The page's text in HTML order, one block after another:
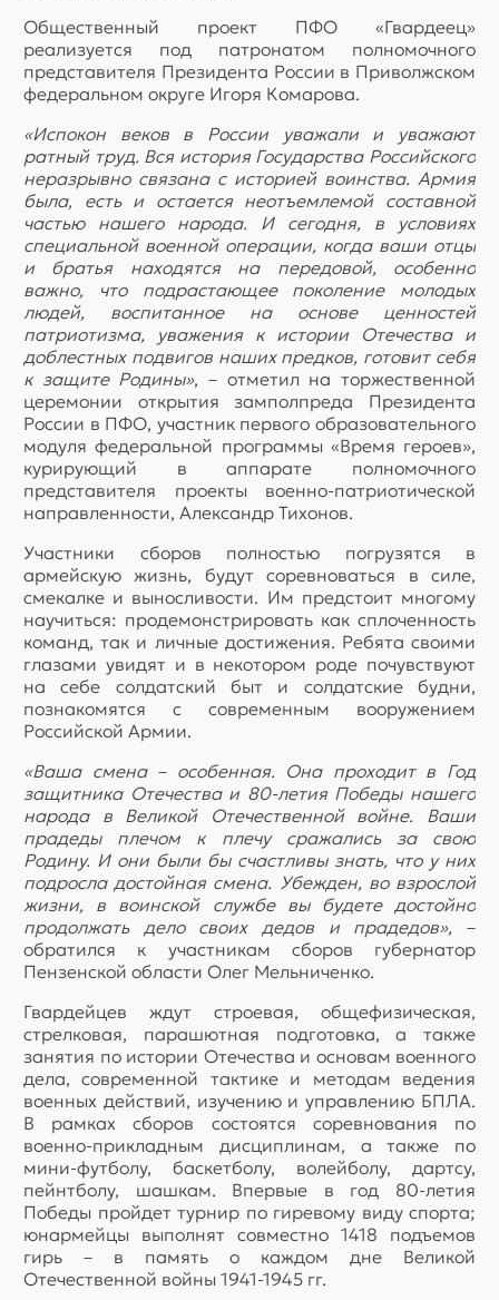
Общественный проект ПФО «Гвардеец»
реализуется под патронатом полномочного
представителя Президента России в Приволжском
федеральном округе Игоря Комарова.
«Испокон веков в России уважали и уважают
ратный труд. Вся история Государства Российского
неразрывно связана с историей воинства. Армия
была, есть и остается неотъемлемой составной
частью нашего народа. И сегодня, в условиях
специальной военной операции, когда ваши отцы
и братья находятся на передовой, особенно
важно, что подрастающее поколение молодых
людей, воспитанное на основе ценностей
патриотизма, уважения к истории Отечества и
доблестных подвигов наших предков, готовит себя
к защите Родины», – отметил на торжественной
церемонии открытия замполпреда Президента
России в ПФО, участник первого образовательного
модуля федеральной программы «Время героев»,
курирующий в аппарате полномочного
представителя проекты военно-патриотической
направленности, Александр Тихонов.
Участники сборов полностью погрузятся в
армейскую жизнь, будут соревноваться в силе,
смекалке и выносливости. Им предстоит многому
научиться: продемонстрировать как сплоченность
команд, так и личные достижения. Ребята своими
глазами увидят и в некотором роде почувствуют
на себе солдатский быт и солдатские будни,
познакомятся с современным вооружением
Российской Армии.
«Ваша смена – особенная. Она проходит в Год
защитника Отечества и 80-летия Победы нашего
народа в Великой Отечественной войне. Ваши
прадеды плечом к плечу сражались за свою
Родину. И они были бы счастливы знать, что у них
подросла достойная смена. Убежден, во взрослой
жизни, в воинской службе вы будете достойно
продолжать дело своих дедов и прадедов», –
обратился к участникам сборов губернатор
Пензенской области Олег Мельниченко.
Гвардейцев ждут строевая, общефизическая,
стрелковая, парашютная подготовка, а также
занятия по истории Отечества и основам военного
дела, современной тактике и методам ведения
военных действий, изучению и управлению БПЛА.
В рамках сборов состоятся соревнования по
военно-прикладным дисциплинам, а также по
мини-футболу, баскетболу, волейболу, дартсу,
пейнтболу, шашкам. Впервые в год 80-летия
Победы пройдет турнир по гиревому виду спорта;
юнармейцы выполнят совместно 1418 подъемов
гирь – в память о каждом дне Великой
Отечественной войны 1941-1945 гг.